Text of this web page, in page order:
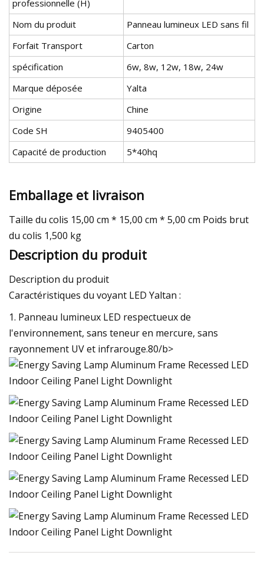
professionnelle (H)
Nom du produit
Panneau lumineux LED sans fil
Forfait Transport
Carton
spécification
6w, 8w, 12w, 18w, 24w
Marque déposée
Yalta
Origine
Chine
Code SH
9405400
Capacité de production
5*40hq
Emballage et livraison
Taille du colis 15,00 cm * 15,00 cm * 5,00 cm Poids brut
du colis 1,500 kg
Description du produit
Description du produit
Caractéristiques du voyant LED Yaltan :
1. Panneau lumineux LED respectueux de
l'environnement, sans teneur en mercure, sans
rayonnement UV et infrarouge.80/b>